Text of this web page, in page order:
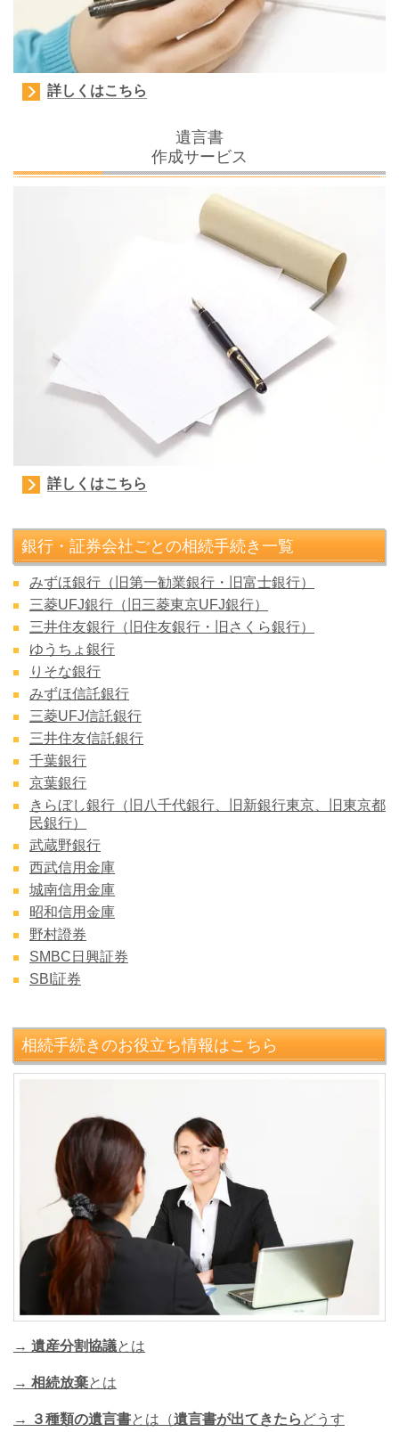
詳しくはこちら
遺言書
作成サービス
詳しくはこちら
銀行・証券会社ごとの相続手続き一覧
みずほ銀行（旧第一勧業銀行・旧富士銀行）
三菱UFJ銀行（旧三菱東京UFJ銀行）
三井住友銀行（旧住友銀行・旧さくら銀行）
ゆうちょ銀行
りそな銀行
みずほ信託銀行
三菱UFJ信託銀行
三井住友信託銀行
千葉銀行
京葉銀行
きらぼし銀行（旧八千代銀行、旧新銀行東京、旧東京都
民銀行）
武蔵野銀行
西武信用金庫
城南信用金庫
昭和信用金庫
野村證券
SMBC日興証券
SBI証券
相続手続きのお役立ち情報はこちら
→ 遺産分割協議とは
→ 相続放棄とは
→ ３種類の遺言書とは（遺言書が出てきたら どうす